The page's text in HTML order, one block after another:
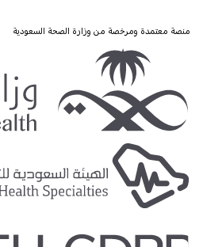
منصة معتمدة ومرخصة من وزارة الصحة السعودية